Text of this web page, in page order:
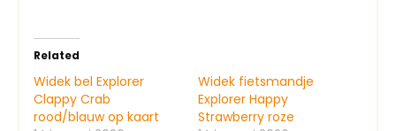
Related
Widek bel Explorer
Clappy Crab
rood/blauw op kaart
Widek fietsmandje
Explorer Happy
Strawberry roze